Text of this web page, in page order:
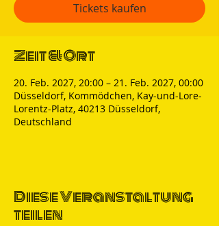
Tickets kaufen
Zeit & Ort
20. Feb. 2027, 20:00 – 21. Feb. 2027, 00:00
Düsseldorf, Kommödchen, Kay-und-Lore-
Lorentz-Platz, 40213 Düsseldorf,
Deutschland
Diese Veranstaltung
teilen